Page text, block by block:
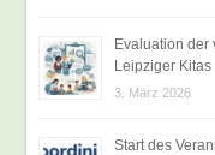
Evaluation der
Leipziger Kitas
3. März 2026
Start des